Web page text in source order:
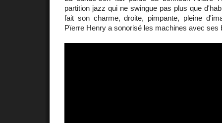
partition jazz qui ne swingue pas plus que
fait son charme, droite, pimpante, pleine
Pïerre Henry a sonorisé les machines avec ses